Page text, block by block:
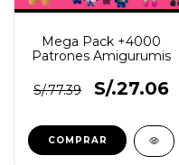
Mega Pack +4000
Patrones Amigurumis
S/.77.39 S/.27.06